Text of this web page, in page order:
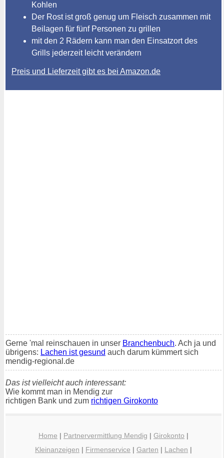
Kohlen
Der Rost ist groß genug um Fleisch zusammen mit
Beilagen für fünf Personen zu grillen
mit den 2 Rädern kann man den Einsatzort des
Grills jederzeit leicht verändern
Preis und Lieferzeit gibt es bei Amazon.de
Gerne 'mal reinschauen in unser Branchenbuch. Ach ja und
übrigens: Lachen ist gesund auch darum kümmert sich
mendig-regional.de
Das ist vielleicht auch interessant:
Wie kommt man in Mendig zur
richtigen Bank und zum richtigen Girokonto
Home | Partnervermittlung Mendig | Girokonto |
Kleinanzeigen | Firmenservice | Garten | Lachen |